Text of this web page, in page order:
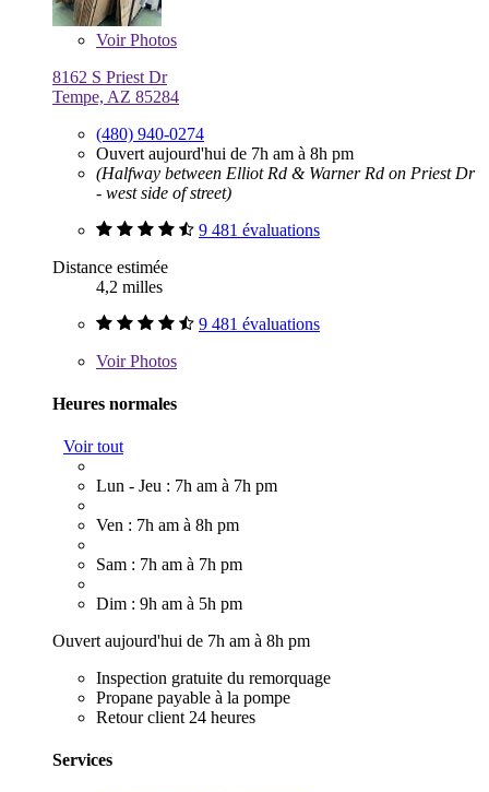
VoirPhotos
8162 S Priest Dr
Tempe, AZ 85284
(480) 940-0274
Ouvert aujourd'hui de 7h am à 8h pm
(Halfway between Elliot Rd & Warner Rd on Priest Dr
- west side of street)
9 481 évaluations
Distance estimée
4,2 milles
9 481 évaluations
VoirPhotos
Heures normales
Voir tout
Lun - Jeu : 7h am à 7h pm
Ven : 7h am à 8h pm
Sam : 7h am à 7h pm
Dim : 9h am à 5h pm
Ouvert aujourd'hui de 7h am à 8h pm
Inspection gratuite du remorquage
Propane payable à la pompe
Retour client 24 heures
Services